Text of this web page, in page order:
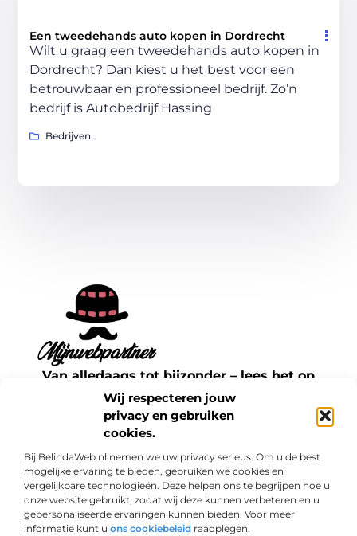
Wij respecteren jouw
privacy en gebruiken
cookies.
Bij BelindaWeb.nl nemen we uw privacy serieus. Om u de best
mogelijke ervaring te bieden, gebruiken we cookies en
vergelijkbare technologieën. Deze helpen ons te begrijpen hoe u
onze website gebruikt, zodat wij deze kunnen verbeteren en u
gepersonaliseerde ervaringen kunnen bieden. Voor meer
informatie kunt u ons cookiebeleid raadplegen.
Een tweedehands auto kopen in Dordrecht
Wilt u graag een tweedehands auto kopen in
Dordrecht? Dan kiest u het best voor een
betrouwbaar en professioneel bedrijf. Zo’n
bedrijf is Autobedrijf Hassing
Bedrijven
Van alledaags tot bijzonder – lees het op
mijnwebpartner.nl.
Ontdek inspirerende blogs en artikelen over
alles wat het dagelijks leven te bieden heeft.
Bericht categorie